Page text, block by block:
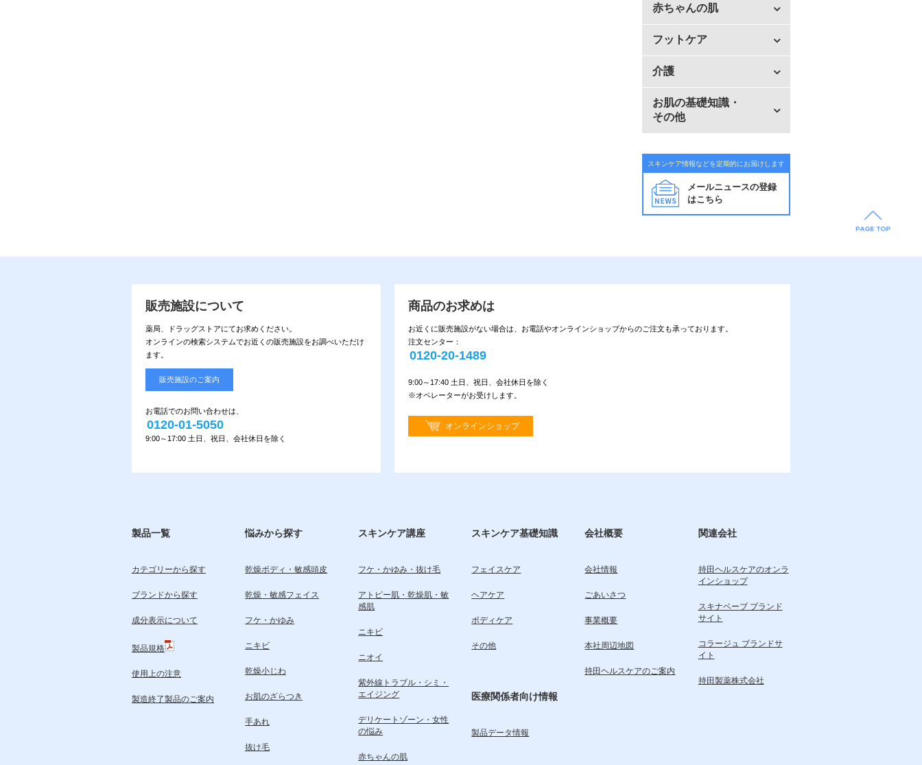
赤ちゃんの肌
フットケア
介護
お肌の基礎知識・
その他
スキンケア情報などを定期的にお届けします
メールニュースの登録
はこちら
販売施設について
薬局、ドラッグストアにてお求めください。
オンラインの検索システムでお近くの販売施設をお調べいただけ
ます。
販売施設のご案内
お電話でのお問い合わせは、
0120-01-5050
9:00～17:00 土日、祝日、会社休日を除く
商品のお求めは
お近くに販売施設がない場合は、お電話やオンラインショップからのご注文も承っております。
注文センター：
0120-20-1489
9:00～17:40 土日、祝日、会社休日を除く
※オペレーターがお受けします。
オンラインショップ
製品一覧
カテゴリーから探す
ブランドから探す
成分表示について
製品規格
使用上の注意
製造終了製品のご案内
悩みから探す
乾燥ボディ・敏感頭皮
乾燥・敏感フェイス
フケ・かゆみ
ニキビ
乾燥小じわ
お肌のざらつき
手あれ
抜け毛
スキンケア講座
フケ・かゆみ・抜け毛
アトピー肌・乾燥肌・敏
感肌
ニキビ
ニオイ
紫外線トラブル・シミ・
エイジング
デリケートゾーン・女性
の悩み
赤ちゃんの肌
スキンケア基礎知識
フェイスケア
ヘアケア
ボディケア
その他
医療関係者向け情報
製品データ情報
会社概要
会社情報
ごあいさつ
事業概要
本社周辺地図
持田ヘルスケアのご案内
関連会社
持田ヘルスケアのオンラ
インショップ
スキナベーブ ブランド
サイト
コラージュ ブランドサ
イト
持田製薬株式会社